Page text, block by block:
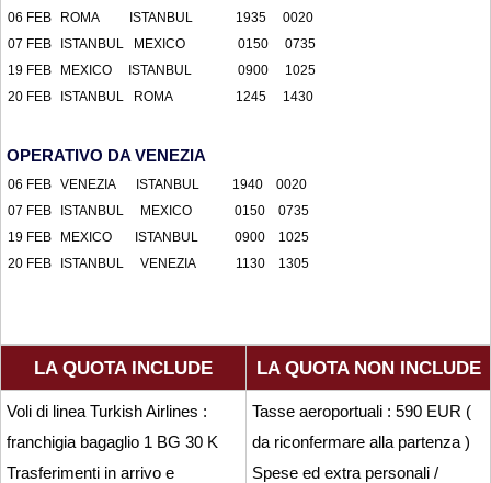
06 FEB
ROMA ISTANBUL 1935 0020
07 FEB
ISTANBUL MEXICO 0150 0735
19 FEB
MEXICO ISTANBUL 0900 1025
20 FEB
ISTANBUL ROMA 1245 1430
OPERATIVO DA VENEZIA
06 FEB VENEZIA ISTANBUL 1940 0020
07 FEB
ISTANBUL MEXICO 0150 0735
19 FEB
MEXICO ISTANBUL 0900 1025
20 FEB
ISTANBUL VENEZIA 1130 1305
LA QUOTA INCLUDE LA QUOTA NON INCLUDE
Voli di linea Turkish Airlines :
franchigia bagaglio 1 BG 30 K
Trasferimenti in arrivo e
Tasse aeroportuali : 590 EUR (
da riconfermare alla partenza )
Spese ed extra personali /